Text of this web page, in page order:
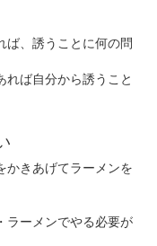
ば、誘うことに何の問
ば自分から誘うこと
かきあげてラーメンを
ラーメンでやる必要が